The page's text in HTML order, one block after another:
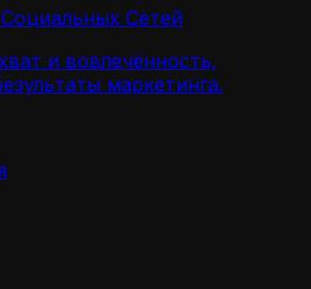
Сетей
и вовлечённость,
маркетинга.